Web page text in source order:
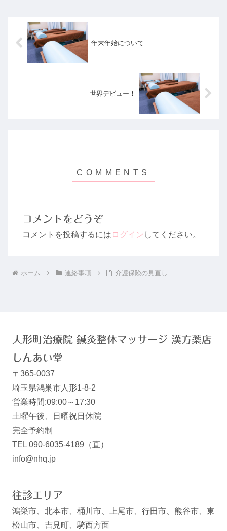
年末年始について
世界デビュー！
コメントをどうぞ
コメントを投稿するには ログイン してください。
ホーム 連絡事項 介護保険の見直し
人形町治療院 鍼灸整体マッサージ 漢方薬店
しんあい堂
〒365-0037
埼玉県鴻巣市人形1-8-2
営業時間:09:00～17:30
土曜午後、日曜祝日休院
完全予約制
TEL 090-6035-4189（直）
info@nhq.jp
往診エリア
鴻巣市、北本市、桶川市、上尾市、行田市、熊谷市、東
松山市、吉見町、騎西方面